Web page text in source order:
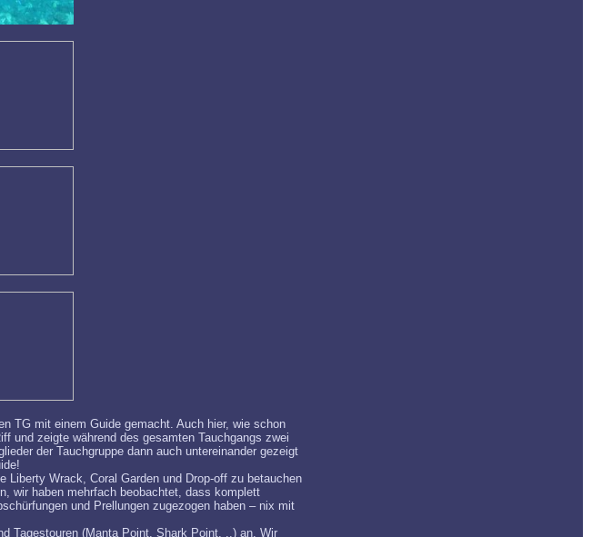
TG mit einem Guide gemacht. Auch hier, wie schon
und zeigte während des gesamten Tauchgangs zwei
der Tauchgruppe dann auch untereinander gezeigt
Liberty Wrack, Coral Garden und Drop-off zu betauchen
wir haben mehrfach beobachtet, dass komplett
und Prellungen zugezogen haben – nix mit
Tagestouren (Manta Point, Shark Point, ..) an. Wir